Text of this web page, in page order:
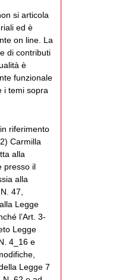
si articola
ed è
on line. La
di contributi
è
funzionale
i temi sopra
riferimento
Carmilla
alla
presso il
alla
47,
Legge
l’Art. 3-
Legge
4_16 e
Legge 7